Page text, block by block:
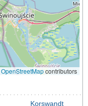
OpenStreetMapcontributors
Korswandt